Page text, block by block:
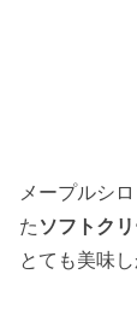
メープルシ
た ソフトク
とても美味